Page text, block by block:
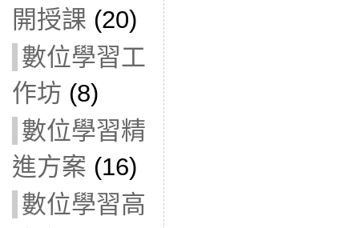
開授課 (20)
數位學習工
作坊 (8)
數位學習精
進方案 (16)
數位學習高